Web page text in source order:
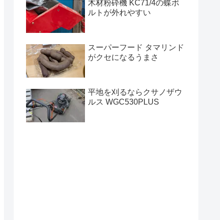
木材粉砕機 KC71/4の蝶ボ
ルトが外れやすい
スーパーフード タマリンド
がクセになるうまさ
平地を刈るならクサノザウ
ルス WGC530PLUS